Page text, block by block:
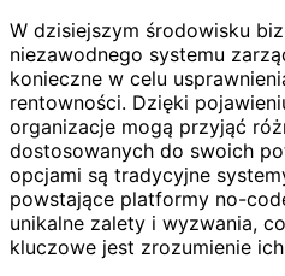
W dzisiejszym środowisku
niezawodnego systemu
konieczne w celu
rentowności. Dzięki
organizacje mogą przyjąć
dostosowanych do swoich
opcjami są tradycyjne
powstające platformy no-
unikalne zalety i wyzwania,
kluczowe jest zrozumienie